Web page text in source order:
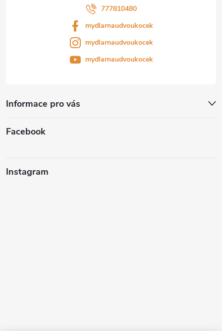
777810480
mydlarnaudvoukocek
mydlarnaudvoukocek
mydlarnaudvoukocek
Informace pro vás
Facebook
Instagram